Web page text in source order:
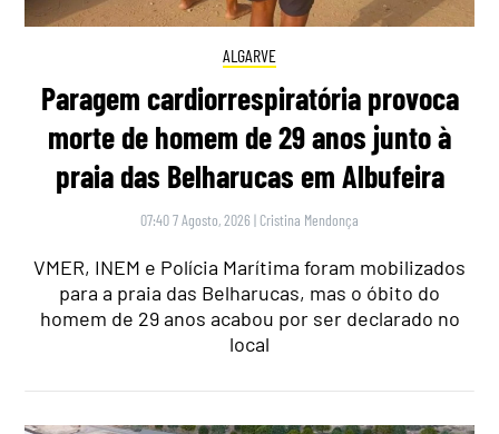
ALGARVE
Paragem cardiorrespiratória provoca
morte de homem de 29 anos junto à
praia das Belharucas em Albufeira
07:40 7 Agosto, 2026 | Cristina Mendonça
VMER, INEM e Polícia Marítima foram mobilizados
para a praia das Belharucas, mas o óbito do
homem de 29 anos acabou por ser declarado no
local